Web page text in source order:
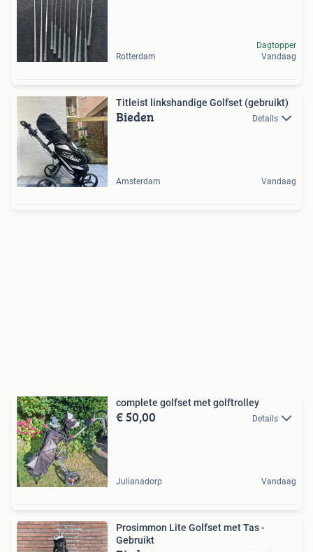
Rotterdam
Dagtopper
Vandaag
Titleist linkshandige Golfset (gebruikt)
Bieden Details
Amsterdam Vandaag
complete golfset met golftrolley
€ 50,00 Details
Julianadorp Vandaag
Prosimmon Lite Golfset met Tas -
Gebruikt